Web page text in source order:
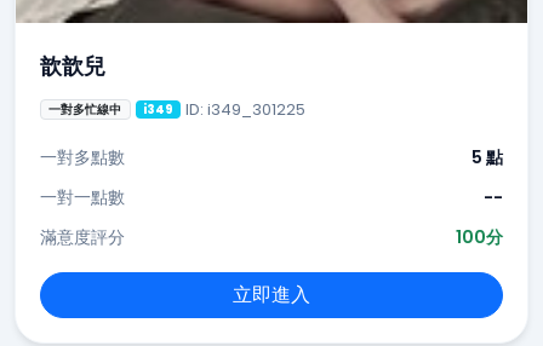
歆歆兒
一對多忙線中 i349 ID: i349_301225
一對多點數
5 點
一對一點數
--
滿意度評分
100分
立即進入